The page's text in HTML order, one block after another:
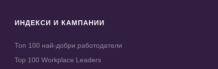
ИНДЕКСИ И КАМПАНИИ
Топ 100 най-добри работодатели
Top 100 Workplace Leaders